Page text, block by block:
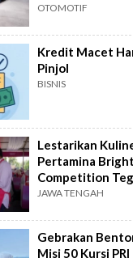
OTOMOTIF
Kredit Macet
Pinjol
BISNIS
Lestarikan
Pertamina
Competition
Baru
JAWA TENGAH
Gebrakan
Misi 50 Kursi PRI